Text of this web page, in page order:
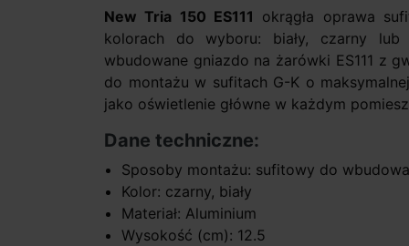
New Tria 150 ES111 okrągła oprawa
kolorach do wyboru: biały, czarny
wbudowane gniazdo na żarówki ES111 z
do montażu w sufitach G-K o
jako oświetlenie główne w każdym
Dane techniczne:
Sposoby montażu: sufitowy do
Kolor: czarny, biały
Materiał: Aluminium
Wysokość (cm): 12.5